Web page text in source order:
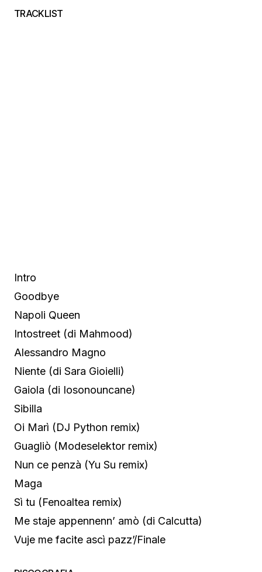
TRACKLIST
Intro
Goodbye
Napoli Queen
Intostreet (di Mahmood)
Alessandro Magno
Niente (di Sara Gioielli)
Gaiola (di Iosonouncane)
Sibilla
Oi Marì (DJ Python remix)
Guagliò (Modeselektor remix)
Nun ce penzà (Yu Su remix)
Maga
Sì tu (Fenoaltea remix)
Me staje appennenn’ amò (di Calcutta)
Vuje me facite ascì pazz’/Finale